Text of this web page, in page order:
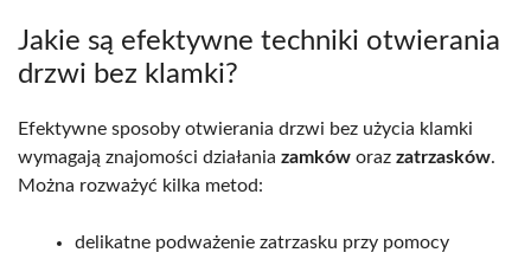
Jakie są efektywne techniki otwierania
drzwi bez klamki?
Efektywne sposoby otwierania drzwi bez użycia klamki
wymagają znajomości działania zamków oraz zatrzasków.
Można rozważyć kilka metod:
delikatne podważenie zatrzasku przy pomocy